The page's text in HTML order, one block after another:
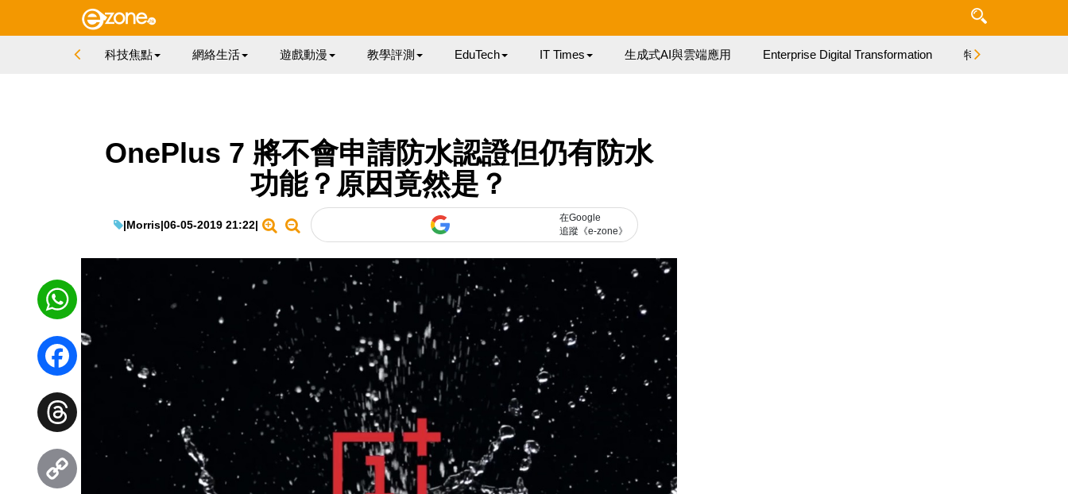
科技焦點 網絡生活 遊戲動漫 教學評測 EduTech IT Times 生成式AI與雲端應用 Enterprise Digital Transformation 特集
OnePlus 7 將不會申請防水認證但仍有防水
功能？原因竟然是？
|Morris|06-05-2019 21:22|
在Google
追蹤《e-zone》
WhatsApp
Facebook
Threads